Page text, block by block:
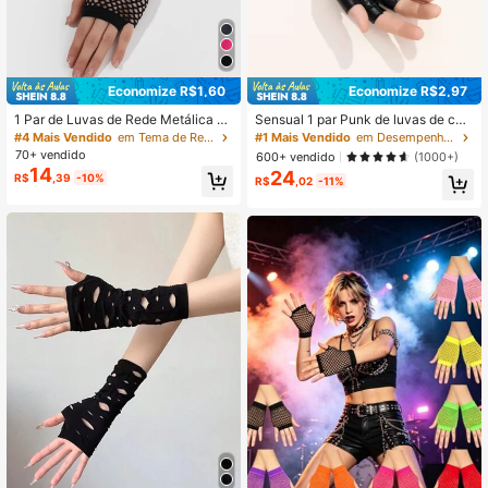
4,87 1.8K Seguidores
4,87 1.8K Seguidores
Economize R$1,60
1 Par de Luvas de Rede Metálica S
em Dedos com Corrente Fina, Verão
#4 Mais Vendido
em Tema de Recrutamento de Irmandades Luvas Femini
70+ vendido
R$14 ,39 -10%
Economize R$2,97
Sensual 1 par Punk de luvas de cou
ro PU sem dedos com rebite oco, M
oda de luvas curtas Hip Hop Rock B
iker para mulheres
#1 Mais Vendido
em Desempenho Luvas Femininas
600+ vendido
(1000+)
R$24 ,02 -11%